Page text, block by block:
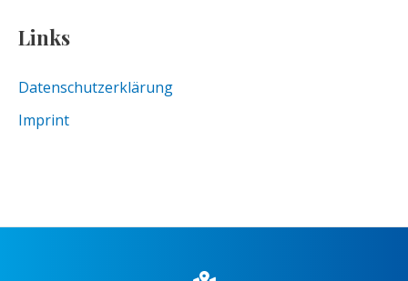
Links
Datenschutzerklärung
Imprint